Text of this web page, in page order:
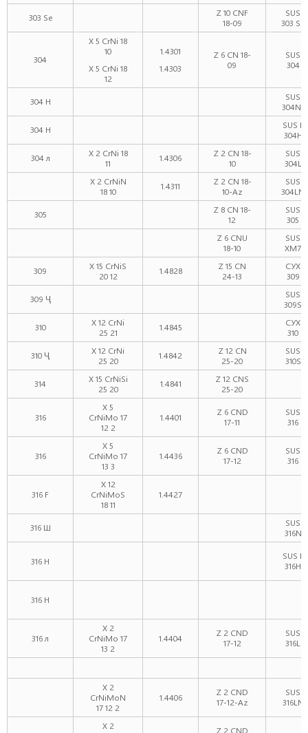
303 Se
Z 10 CNF
18-09
SUS
303 Se
304
X 5 CrNi 18
10
X 5 CrNi 18
12
1.4301
1.4303
Z 6 CN 18-
09
SUS
304
304 Н
SUS
304N1
304 H
SUS F
304H
304 л
X 2 CrNi 18
11
1.4306
Z 2 CN 18-
10
SUS
304L
X 2 CrNiN
18 10
1.4311
Z 2 CN 18-
10-Az
SUS
304LN
305
Z 8 CN 18-
12
SUS
305
Z 6 CNU
18-10
SUS
XM7
309
X 15 CrNiS
20 12
1.4828
Z 15 CN
24-13
СУХ
309
309 Ҷ
SUS
309S
310
X 12 CrNi
25 21
1.4845
СУХ
310
310 Ҷ
X 12 CrNi
25 20
1.4842
Z 12 CN
25-20
SUS
310S
314
X 15 CrNiSi
25 20
1.4841
Z 12 CNS
25-20
316
X 5
CrNiMo 17
12 2
1.4401
Z 6 CND
17-11
SUS
316
316
X 5
CrNiMo 17
13 3
1.4436
Z 6 CND
17-12
SUS
316
316 F
X 12
CrNiMoS
18 11
1.4427
316 Ш
SUS
316N
316 H
SUS F
316H
316 H
316 л
X 2
CrNiMo 17
13 2
1.4404
Z 2 CND
17-12
SUS
316L
X 2
CrNiMoN
17 12 2
1.4406
Z 2 CND
17-12-Az
SUS
316LN
X 2
Z 2 CND